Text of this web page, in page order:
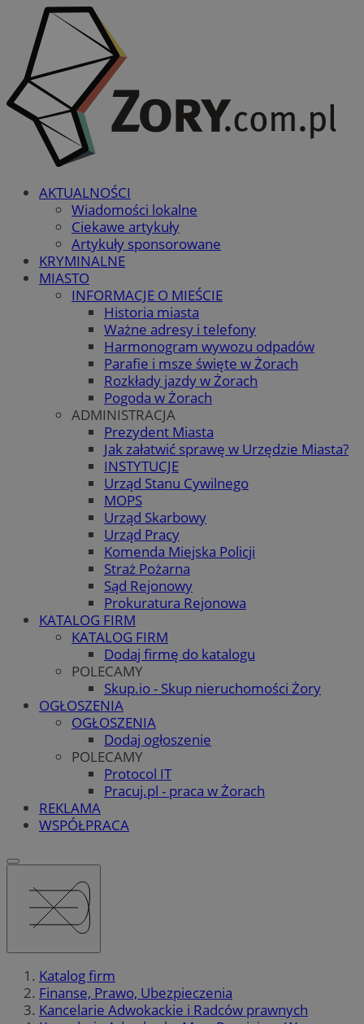
AKTUALNOŚCI
Wiadomości lokalne
Ciekawe artykuły
Artykuły sponsorowane
KRYMINALNE
MIASTO
INFORMACJE O MIEŚCIE
Historia miasta
Ważne adresy i telefony
Harmonogram wywozu odpadów
Parafie i msze święte w Żorach
Rozkłady jazdy w Żorach
Pogoda w Żorach
ADMINISTRACJA
Prezydent Miasta
Jak załatwić sprawę w Urzędzie Miasta?
INSTYTUCJE
Urząd Stanu Cywilnego
MOPS
Urząd Skarbowy
Urząd Pracy
Komenda Miejska Policji
Straż Pożarna
Sąd Rejonowy
Prokuratura Rejonowa
KATALOG FIRM
KATALOG FIRM
Dodaj firmę do katalogu
POLECAMY
Skup.io - Skup nieruchomości Żory
OGŁOSZENIA
OGŁOSZENIA
Dodaj ogłoszenie
POLECAMY
Protocol IT
Pracuj.pl - praca w Żorach
REKLAMA
WSPÓŁPRACA
Katalog firm
Finanse, Prawo, Ubezpieczenia
Kancelarie Adwokackie i Radców prawnych